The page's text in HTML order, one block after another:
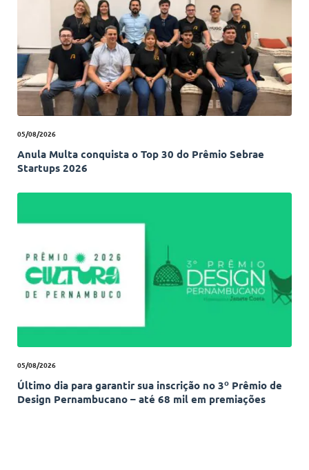
05/08/2026
Anula Multa conquista o Top 30 do Prêmio Sebrae
Startups 2026
05/08/2026
Último dia para garantir sua inscrição no 3º Prêmio de
Design Pernambucano – até 68 mil em premiações